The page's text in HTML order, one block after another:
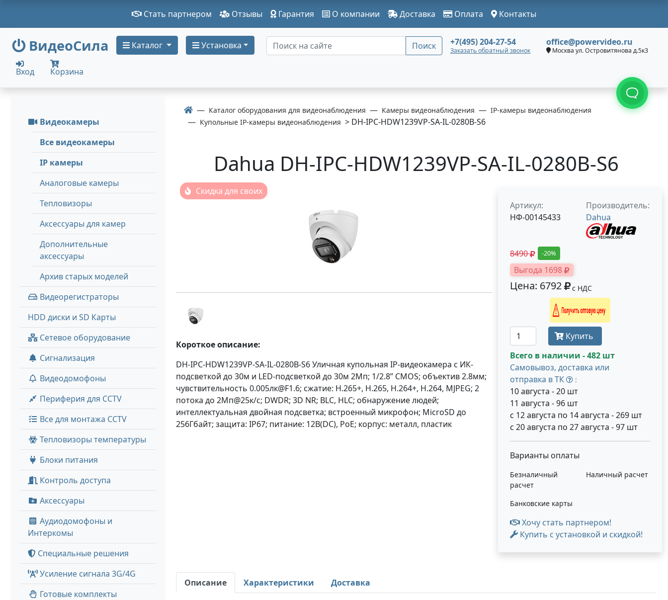
Стать партнером Отзывы Гарантия О компании Доставка Оплата Контакты
ВидеоСила Каталог Установка Поиск +7(495) 204-27-54
Заказать обратный звонок
office@powervideo.ru
Москва ул. Островитянова д.5к3
Вход Корзина
Видеокамеры
Все видеокамеры
IP камеры
Аналоговые камеры
Тепловизоры
Аксессуары для камер
Дополнительные
аксессуары
Архив старых моделей
Видеорегистраторы
HDD диски и SD Карты
Сетевое оборудование
Сигнализация
Видеодомофоны
Периферия для CCTV
Все для монтажа CCTV
Тепловизоры температуры
Блоки питания
Контроль доступа
Аксессуары
Аудиодомофоны и
Интеркомы
Специальные решения
Усиление сигнала 3G/4G
Готовые комплекты
Каталог оборудования для видеонаблюдения Камеры видеонаблюдения
IP-камеры видеонаблюдения
Купольные IP-камеры видеонаблюдения > DH-IPC-HDW1239VP-SA-IL-0280B-S6
Dahua DH-IPC-HDW1239VP-SA-IL-0280B-S6
Скидка для своих
Короткое описание:
DH-IPC-HDW1239VP-SA-IL-0280B-S6 Уличная купольная IP-видеокамера с ИК-
подсветкой до 30м и LED-подсветкой до 30м 2Мп; 1/2.8” CMOS; объектив 2.8мм;
чувствительность 0.005лк@F1.6; сжатие: H.265+, H.265, H.264+, H.264, MJPEG; 2
потока до 2Мп@25к/с; DWDR; 3D NR; BLC, HLC; обнаружение людей;
интеллектуальная двойная подсветка; встроенный микрофон; MicroSD до
256Гбайт; защита: IP67; питание: 12В(DC), PoE; корпус: металл, пластик
Артикул:
НФ-00145433
Производитель:
Dahua
8490 -20%
Выгода 1698
Цена: 6792 с НДС
Получить оптовую цену
Купить
Всего в наличии - 482 шт
Самовывоз, доставка или
отправка в ТК
:
10 августа - 20 шт
11 августа - 96 шт
с 12 августа по 14 августа - 269 шт
с 20 августа по 27 августа - 97 шт
Варианты оплаты
Безналичный
расчет
Наличный расчет
Банковские карты
Хочу стать партнером!
Купить с установкой и скидкой!
Описание Характеристики Доставка